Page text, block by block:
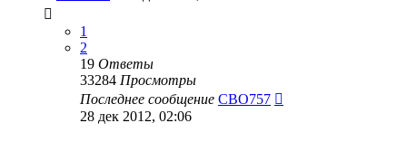
1
2
19 Ответы
33284 Просмотры
Последнее сообщение CBO757
28 дек 2012, 02:06